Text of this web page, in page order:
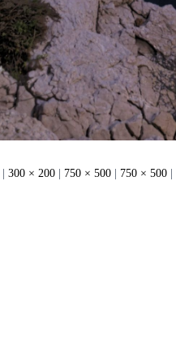
300 × 200 750 × 500 750 × 500